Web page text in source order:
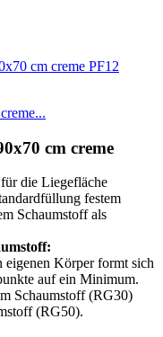
PF12
cm creme
die Liegefläche
festem
Schaumstoff als
eigenen Körper formt sich
auf ein Minimum.
Schaumstoff (RG30)
(RG50).